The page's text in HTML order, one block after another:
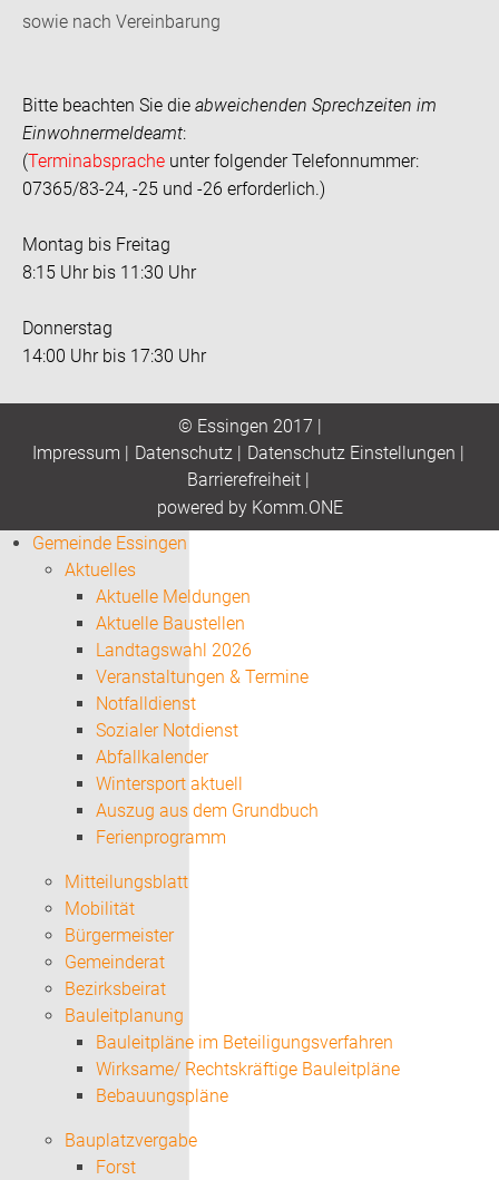
sowie nach Vereinbarung
Bitte beachten Sie die abweichenden Sprechzeiten im
Einwohnermeldeamt:
(Terminabsprache unter folgender Telefonnummer:
07365/83-24, -25 und -26 erforderlich.)
Montag bis Freitag
8:15 Uhr bis 11:30 Uhr
Donnerstag
14:00 Uhr bis 17:30 Uhr
© Essingen 2017 |
Impressum | Datenschutz| Datenschutz Einstellungen |
Barrierefreiheit|
powered by Komm.ONE
Gemeinde Essingen
Aktuelles
Aktuelle Meldungen
Aktuelle Baustellen
Landtagswahl 2026
Veranstaltungen & Termine
Notfalldienst
Sozialer Notdienst
Abfallkalender
Wintersport aktuell
Auszug aus dem Grundbuch
Ferienprogramm
Mitteilungsblatt
Mobilität
Bürgermeister
Gemeinderat
Bezirksbeirat
Bauleitplanung
Bauleitpläne im Beteiligungsverfahren
Wirksame/ Rechtskräftige Bauleitpläne
Bebauungspläne
Bauplatzvergabe
Forst